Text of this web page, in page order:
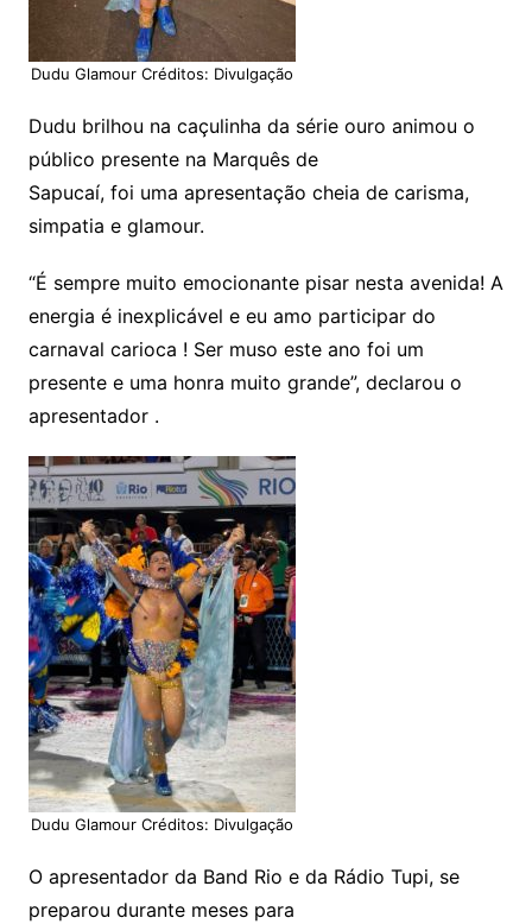
Dudu Glamour Créditos: Divulgação
Dudu brilhou na caçulinha da série ouro animou o
público presente na Marquês de
Sapucaí, foi uma apresentação cheia de carisma,
simpatia e glamour.
“É sempre muito emocionante pisar nesta avenida! A
energia é inexplicável e eu amo participar do
carnaval carioca ! Ser muso este ano foi um
presente e uma honra muito grande”, declarou o
apresentador .
Dudu Glamour Créditos: Divulgação
O apresentador da Band Rio e da Rádio Tupi, se
preparou durante meses para